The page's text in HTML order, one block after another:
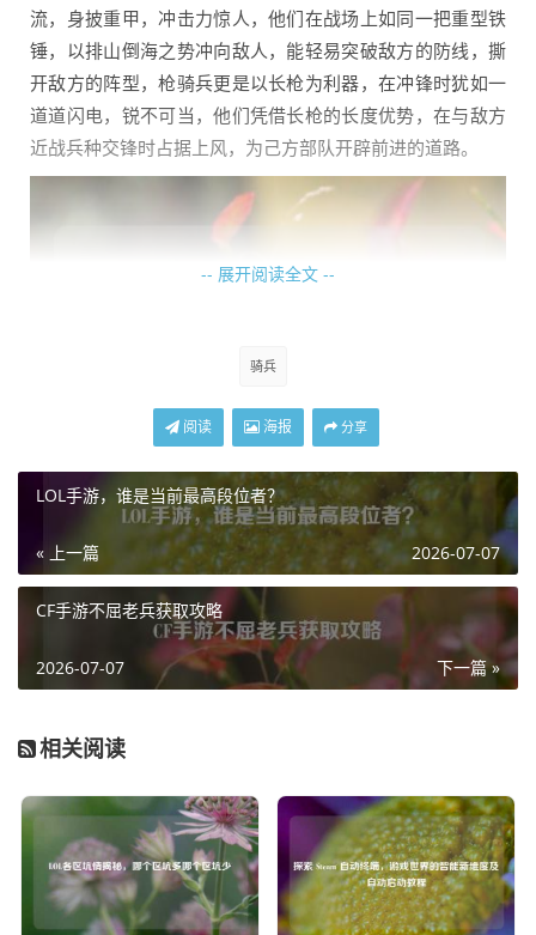
流，身披重甲，冲击力惊人，他们在战场上如同一把重型铁
锤，以排山倒海之势冲向敌人，能轻易突破敌方的防线，撕
开敌方的阵型，枪骑兵更是以长枪为利器，在冲锋时犹如一
道道闪电，锐不可当，他们凭借长枪的长度优势，在与敌方
近战兵种交锋时占据上风，为己方部队开辟前进的道路。
骑兵在《战意》的战场上有着独特的战术价值，在战斗初
期，骑兵可以利用其机动性迅速抢占战略要点，如高地、要
道等，这些位置不仅能俯瞰战场，为己方提供有利的观察视
角，还能有效地控制战场局势，限制敌方部队的行动，在一
场攻城战中，骑兵提前占据城外的高地，就能及时发现敌方
援军的动向，并向己方部队发出预警，为防守或进攻争取宝
在大规模团战中,骑兵的冲击力更是能起到决定性的作用，当
双方陷入胶着状态时，骑兵部队如同一把锐利的尖刀，从侧
翼或后方突然杀出，直插敌方的薄弱环节，他们的冲锋能够
瞬间打乱敌方的阵型，使其阵脚大乱，进而引发连锁反应，
导致敌方整个防线的崩溃，而且骑兵的机动性使得他们能够
迅速调整攻击方向，对敌方进行反复冲击，不给敌方喘息之
-- 展开阅读全文 --
骑兵
阅读 海报 分享
LOL手游，谁是当前最高段位者？
« 上一篇 2026-07-07
CF手游不屈老兵获取攻略
下一篇 »
2026-07-07
相关阅读